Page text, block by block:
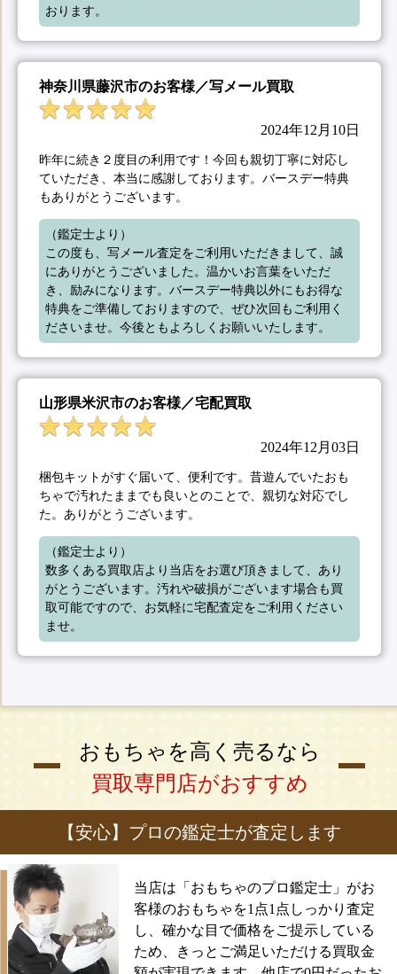
おります。
神奈川県藤沢市のお客様／写メール買取
2024年12月10日
昨年に続き２度目の利用です！今回も親切丁寧に対応し
ていただき、本当に感謝しております。バースデー特典
もありがとうございます。
（鑑定士より）
この度も、写メール査定をご利用いただきまして、誠
にありがとうございました。温かいお言葉をいただ
き、励みになります。バースデー特典以外にもお得な
特典をご準備しておりますので、ぜひ次回もご利用く
ださいませ。今後ともよろしくお願いいたします。
山形県米沢市のお客様／宅配買取
2024年12月03日
梱包キットがすぐ届いて、便利です。昔遊んでいたおも
ちゃで汚れたままでも良いとのことで、親切な対応でし
た。ありがとうございます。
（鑑定士より）
数多くある買取店より当店をお選び頂きまして、あり
がとうございます。汚れや破損がございます場合も買
取可能ですので、お気軽に宅配査定をご利用ください
ませ。
おもちゃを高く売るなら
買取専門店がおすすめ
【安心】プロの鑑定士が査定します
当店は「おもちゃのプロ鑑定士」がお
客様のおもちゃを1点1点しっかり査定
し、確かな目で価格をご提示している
ため、きっとご満足いただける買取金